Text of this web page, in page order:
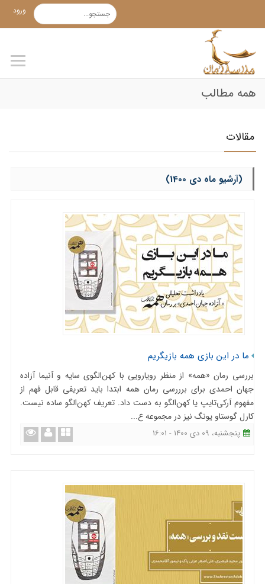
ورود
همه مطالب
مقالات
(آرشیو ماه دی 1400)
ما در این بازی همه بازیگریم
بررسی رمان «همه» از منظر رویارویی با کهن‌الگوی سایه و آنیما آزاده
جهان احمدی برای برررسی رمان همه ابتدا باید تعریفی قابل فهم از
مفهوم آرکی‌تایپ یا کهن‌الگو به دست داد. تعریف کهن‌الگو ساده نیست.
کارل گوستاو یونگ نیز در مجموعه ع...
پنجشنبه، 09 دی 1400 - 16:01